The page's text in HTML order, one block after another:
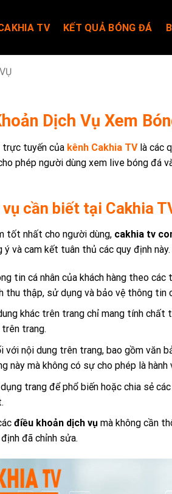
TV KẾT QUẢ BÓNG ĐÁ
Dịch Vụ Xem
trực tuyến của kênh Cakhia TVlà các
phép người dùng xem live bóng đá
cần biết tại Cakhia
tốt nhất cho người dùng, cakhia tv
và cam kết tuân thủ các quy định này.
tin cá nhân của khách hàng theo
thu thập, sử dụng và bảo vệ thông tin
khác trên trang chỉ mang tính chất
trang.
nội dung trên trang, bao gồm văn
này mà không có sự cho phép là hành
trang để phổ biến hoặc chia sẻ
điều khoản dịch vụmà không cần
đã chỉnh sửa.